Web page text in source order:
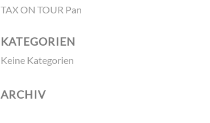
TAX ON TOUR Pan
KATEGORIEN
Keine Kategorien
ARCHIV